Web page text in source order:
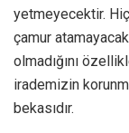
yetmeyecektir.
çamur
olmadığını
irademizin
bekasıdır.